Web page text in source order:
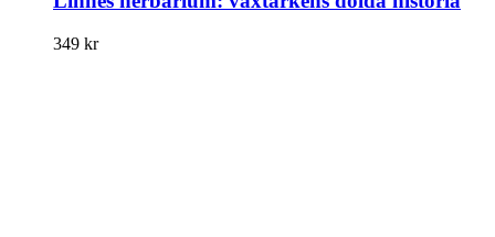
349 kr